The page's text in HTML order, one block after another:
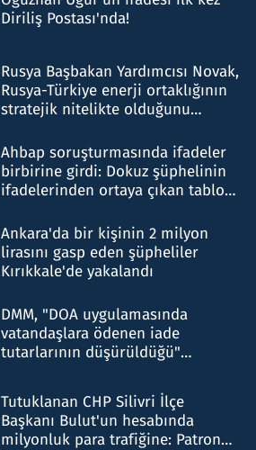
Diriliş Postası'nda!
Rusya Başbakan Yardımcısı Novak,
Rusya-Türkiye enerji ortaklığının
stratejik nitelikte olduğunu
Ahbap soruşturmasında ifadeler
birbirine girdi: Dokuz şüphelinin
ifadelerinden ortaya çıkan tablo
Ankara'da bir kişinin 2 milyon
lirasını gasp eden şüpheliler
Kırıkkale'de yakalandı
DMM, "DOA uygulamasında
vatandaşlara ödenen iade
tutarlarının düşürüldüğü"
Tutuklanan CHP Silivri İlçe
Başkanı Bulut'un hesabında
milyonluk para trafiğine: Patron